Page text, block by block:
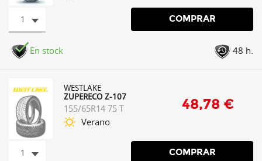
1 COMPRAR
En stock 48 h.
WESTLAKE
ZUPERECO Z-107
155/65R14 75 T
Verano
48,78 €
1 COMPRAR